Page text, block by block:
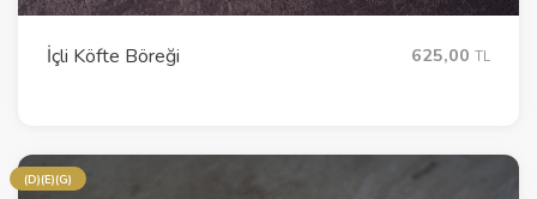
İçli Köfte Böreği 625,00 TL
(D)(E)(G)